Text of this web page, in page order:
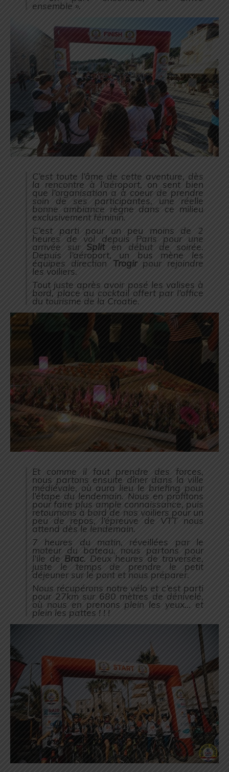
ensemble ».
C’est toute l’âme de cette aventure, dès
la rencontre à l’aéroport, on sent bien
que l’organisation a à coeur de prendre
soin de ses participantes, une réelle
bonne ambiance règne dans ce milieu
exclusivement féminin.
C’est parti pour un peu moins de 2
heures de vol depuis Paris pour une
arrivée sur Split en début de soirée.
Depuis l’aéroport, un bus mène les
équipes direction Trogirpour rejoindre
les voiliers.
Tout juste après avoir posé les valises à
bord, place au cocktail offert par l’office
du tourisme de la Croatie.
Et comme il faut prendre des forces,
nous partons ensuite dîner dans la ville
médiévale, où aura lieu le briefing pour
l’étape du lendemain. Nous en profitons
pour faire plus ample connaissance, puis
retournons à bord de nos voiliers pour un
peu de repos, l’épreuve de VTT nous
attend dès le lendemain.
7 heures du matin, réveillées par le
moteur du bateau, nous partons pour
l’ile de Brac. Deux heures de traversée,
juste le temps de prendre le petit
déjeuner sur le pont et nous préparer.
Nous récupérons notre vélo et c’est parti
pour 27km sur 680 mètres de dénivelé,
où nous en prenons plein les yeux… et
plein les pattes ! ! !